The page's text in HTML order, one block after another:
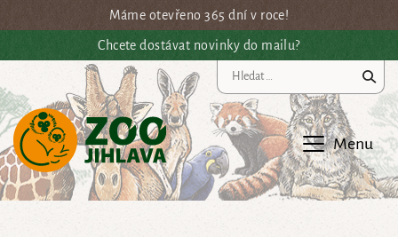
Přejít na hlavní obsahMáme otevřeno 365 dní v roce!
Chcete dostávat novinky do mailu?
Menu